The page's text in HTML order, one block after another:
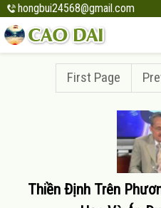
hongbui24568@gmail.com
First Page
Thiền Định Trên